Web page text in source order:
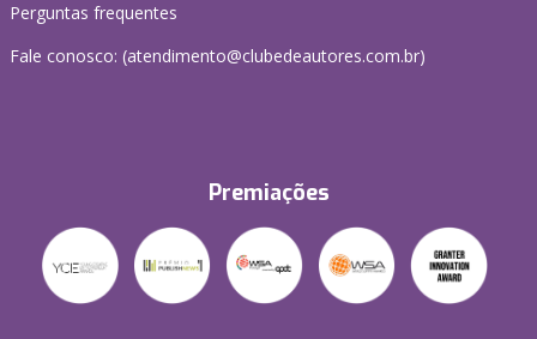
Perguntas frequentes
Fale conosco: (atendimento@clubedeautores.com.br)
Premiações